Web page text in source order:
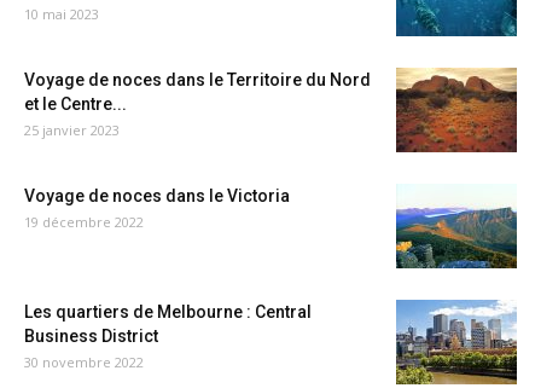
10 mai 2023
Voyage de noces dans le Territoire du Nord
et le Centre...
25 janvier 2023
Voyage de noces dans le Victoria
19 décembre 2022
Les quartiers de Melbourne : Central
Business District
30 novembre 2022